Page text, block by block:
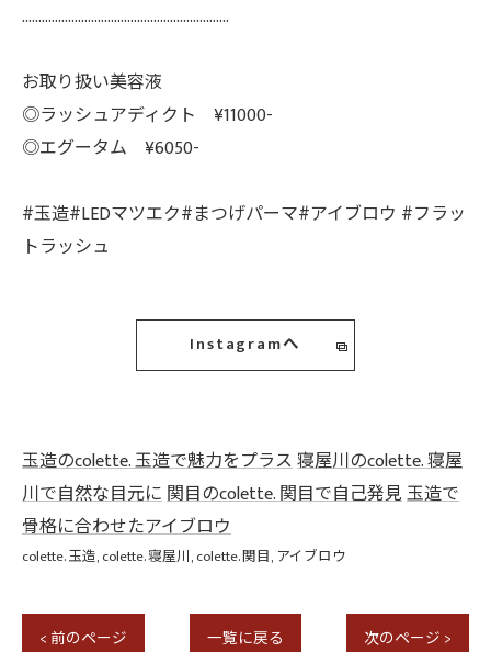
………………………………………………………
お取り扱い美容液
◎ラッシュアディクト ¥11000-
◎エグータム ¥6050-
#玉造#LEDマツエク#まつげパーマ#アイブロウ #フラッ
トラッシュ
Instagramへ
玉造のcolette. 玉造で魅力をプラス寝屋川のcolette. 寝屋
川で自然な目元に関目のcolette. 関目で自己発見玉造で
骨格に合わせたアイブロウ
colette. 玉造 colette. 寝屋川 colette. 関目 アイブロウ
< 前のページ 一覧に戻る 次のページ >